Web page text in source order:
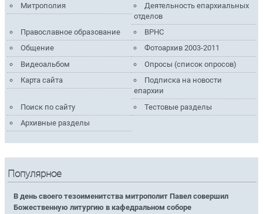
Митрополия
Деятельность епархиальных
отделов
Православное образование
ВРНС
Общение
Фотоархив 2003-2011
Видеоальбом
Опросы (список опросов)
Карта сайта
Подписка на новости
епархии
Поиск по сайту
Тестовые разделы
Архивные разделы
Популярное
В день своего тезоименитства митрополит Павел совершил
Божественную литургию в кафедральном соборе